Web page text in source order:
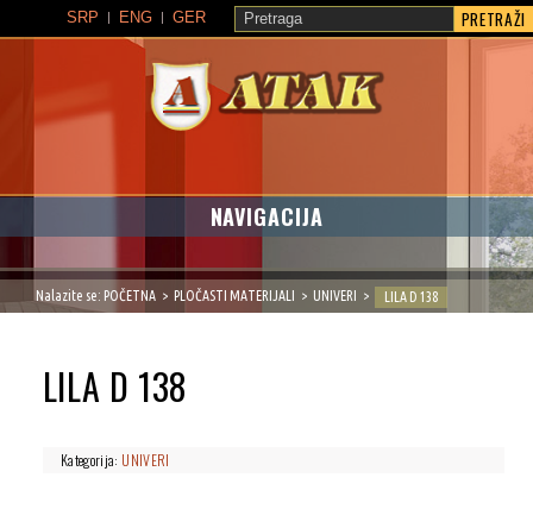
PRETRAŽI
SRP ENG GER
NAVIGACIJA
Nalazite se: POČETNA PLOČASTI MATERIJALI UNIVERI LILA D 138
LILA D 138
Kategorija: UNIVERI